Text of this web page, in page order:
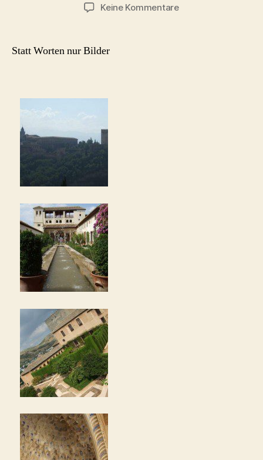
Keine Kommentarezu
Statt Worten nur Bilder